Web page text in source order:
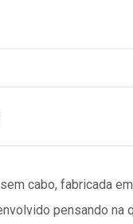
cabo, fabricada
pensando na